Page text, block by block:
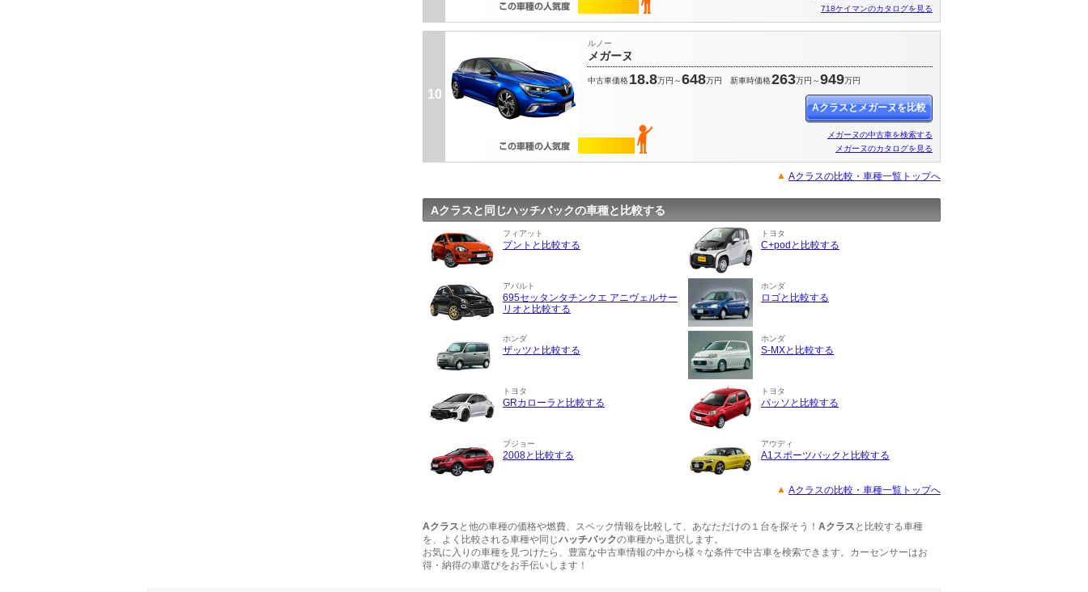
718ケイマンのカタログを見る
10
メガーヌ
ルノー
中古車価格18.8万円～648万円 新車時価格263万円～949万円
Aクラスとメガーヌを比較
メガーヌの中古車を検索する
メガーヌのカタログを見る
Aクラスの比較・車種一覧トップへ
Aクラスと同じハッチバックの車種と比較する
フィアット
プントと比較する
トヨタ
C+podと比較する
アバルト
695セッタンタチンクエ アニヴェルサー
リオと比較する
ホンダ
ロゴと比較する
ホンダ
ザッツと比較する
ホンダ
S-MXと比較する
トヨタ
GRカローラと比較する
トヨタ
パッソと比較する
プジョー
2008と比較する
アウディ
A1スポーツバックと比較する
Aクラスの比較・車種一覧トップへ
Aクラス と他の車種の価格や燃費、スペック情報を比較して、あなただけの１台を探そう！ Aクラス と比較する車種
を、よく比較される車種や同じハッチバックの車種から選択します。
お気に入りの車種を見つけたら、豊富な中古車情報の中から様々な条件で中古車を検索できます。カーセンサーはお
得・納得の車選びをお手伝いします！